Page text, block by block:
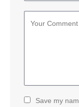
Save my